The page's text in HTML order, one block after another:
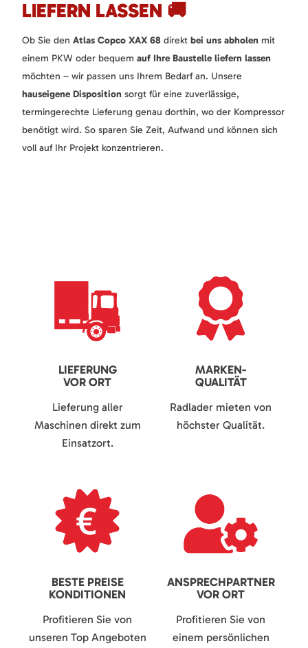
LIEFERN LASSEN 🚚
Ob Sie den Atlas Copco XAX 68 direkt bei uns abholen mit
einem PKW oder bequem auf Ihre Baustelle liefern lassen
möchten – wir passen uns Ihrem Bedarf an. Unsere
hauseigene Disposition sorgt für eine zuverlässige,
termingerechte Lieferung genau dorthin, wo der Kompressor
benötigt wird. So sparen Sie Zeit, Aufwand und können sich
voll auf Ihr Projekt konzentrieren.
LIEFERUNG
VOR ORT
Lieferung aller
Maschinen direkt zum
Einsatzort.
MARKEN-
QUALITÄT
Radlader mieten von
höchster Qualität.
BESTE PREISE
KONDITIONEN
Profitieren Sie von
unseren Top Angeboten
ANSPRECHPARTNER
VOR ORT
Profitieren Sie von
einem persönlichen